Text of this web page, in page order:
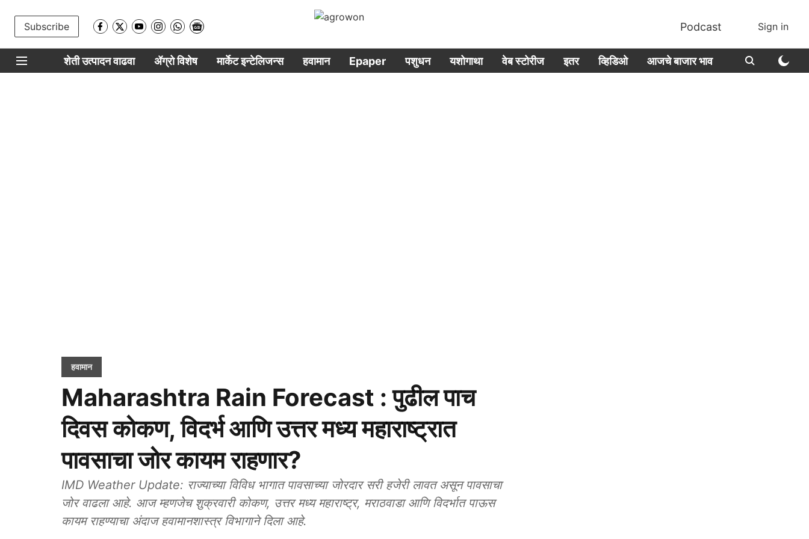
Subscribe Podcast Sign in
शेती उत्पादन वाढवा ॲग्रो विशेष मार्केट इन्टेलिजन्स हवामान Epaper पशुधन यशोगाथा वेब स्टोरीज इतर व्हिडिओ आजचे बाजार भाव
हवामान
Maharashtra Rain Forecast : पुढील पाच
दिवस कोकण, विदर्भ आणि उत्तर मध्य महाराष्ट्रात
पावसाचा जोर कायम राहणार?
IMD Weather Update: राज्याच्या विविध भागात पावसाच्या जोरदार सरी हजेरी लावत असून पावसाचा
जोर वाढला आहे. आज म्हणजेच शुक्रवारी कोकण, उत्तर मध्य महाराष्ट्र, मराठवाडा आणि विदर्भात पाऊस
कायम राहण्याचा अंदाज हवामानशास्त्र विभागाने दिला आहे.